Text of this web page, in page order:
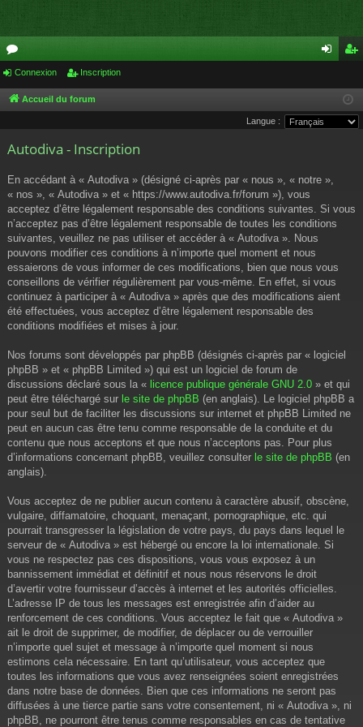
or
u
s
cri
pti
Connexion Inscription
Accueil du forum
Langue :
Autodiva - Inscription
En accédant à « Autodiva » (désigné ci-après par « nous », « notre »,
« nos », « Autodiva » et « https://www.autodiva.fr/forum »), vous
acceptez d’être légalement responsable des conditions suivantes. Si vous
n’acceptez pas d’être légalement responsable de toutes les conditions
suivantes, veuillez ne pas utiliser et accéder à « Autodiva ». Nous
pouvons modifier ces conditions à n’importe quel moment et nous
essaierons de vous informer de ces modifications, bien que nous vous
conseillons de vérifier régulièrement par vous-même. En effet, si vous
continuez à participer à « Autodiva » après que des modifications aient
été effectuées, vous acceptez d’être légalement responsable des
conditions modifiées et mises à jour.
Nos forums sont développés par phpBB (désignés ci-après par « logiciel
phpBB » et « phpBB Limited ») qui est un logiciel de forum de
discussions déclaré sous la « licence publique générale GNU 2.0 » et qui
peut être téléchargé sur le site de phpBB (en anglais). Le logiciel phpBB a
pour seul but de faciliter les discussions sur internet et phpBB Limited ne
peut en aucun cas être tenu comme responsable de la conduite et du
contenu que nous acceptons et que nous n’acceptons pas. Pour plus
d’informations concernant phpBB, veuillez consulter le site de phpBB (en
anglais).
Vous acceptez de ne publier aucun contenu à caractère abusif, obscène,
vulgaire, diffamatoire, choquant, menaçant, pornographique, etc. qui
pourrait transgresser la législation de votre pays, du pays dans lequel le
serveur de « Autodiva » est hébergé ou encore la loi internationale. Si
vous ne respectez pas ces dispositions, vous vous exposez à un
bannissement immédiat et définitif et nous nous réservons le droit
d’avertir votre fournisseur d’accès à internet et les autorités officielles.
L’adresse IP de tous les messages est enregistrée afin d’aider au
renforcement de ces conditions. Vous acceptez le fait que « Autodiva »
ait le droit de supprimer, de modifier, de déplacer ou de verrouiller
n’importe quel sujet et message à n’importe quel moment si nous
estimons cela nécessaire. En tant qu’utilisateur, vous acceptez que
toutes les informations que vous avez renseignées soient enregistrées
dans notre base de données. Bien que ces informations ne seront pas
diffusées à une tierce partie sans votre consentement, ni « Autodiva », ni
phpBB, ne pourront être tenus comme responsables en cas de tentative